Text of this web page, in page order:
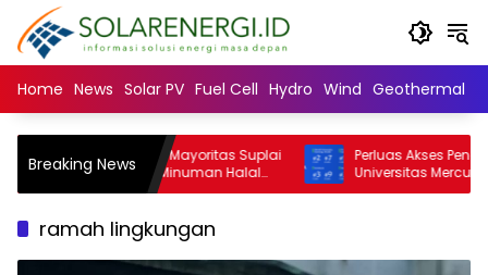
Langsung
konten
Home News Solar PV Fuel Cell Hydro Wind Geothermal
Breaking News
IPB University: Mayoritas Suplai
Makanan dan Minuman Halal
Negara Muslim Minoritas
Perluas Akses Pendidikan
Universitas Mercu Buana
SNBT 2026
ramah lingkungan